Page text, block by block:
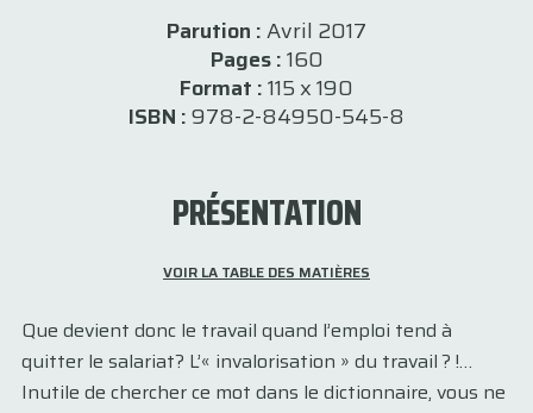
Parution :Avril 2017
Pages :160
Format :115 x 190
ISBN :978-2-84950-545-8
PRÉSENTATION
VOIR LA TABLE DES MATIÈRES
Que devient donc le travail quand l’emploi tend à
quitter le salariat? L’« invalorisation » du travail ? !…
Inutile de chercher ce mot dans le dictionnaire, vous ne